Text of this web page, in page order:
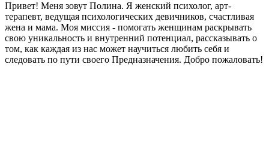
Привет! Меня зовут Полина. Я женский психолог, арт-
терапевт, ведущая психологических девичников, счастливая
жена и мама. Моя миссия - помогать женщинам раскрывать
свою уникальность и внутренний потенциал, рассказывать о
том, как каждая из нас может научиться любить себя и
следовать по пути своего Предназначения. Добро пожаловать!